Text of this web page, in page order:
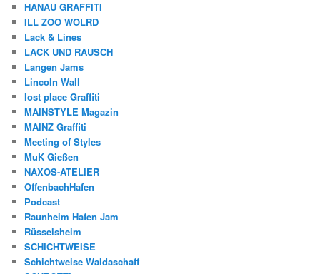
HANAU GRAFFITI
ILL ZOO WOLRD
Lack & Lines
LACK UND RAUSCH
Langen Jams
Lincoln Wall
lost place Graffiti
MAINSTYLE Magazin
MAINZ Graffiti
Meeting of Styles
MuK Gießen
NAXOS-ATELIER
OffenbachHafen
Podcast
Raunheim Hafen Jam
Rüsselsheim
SCHICHTWEISE
Schichtweise Waldaschaff